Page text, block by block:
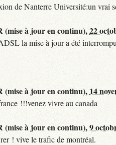
de Nanterre Université:un vrai
(mise à jour en continu),22
la mise à jour a été
(mise à jour en continu), 14
!!!venez vivre au canada
(mise à jour en continu),9
rer ! vive le trafic de montréal.